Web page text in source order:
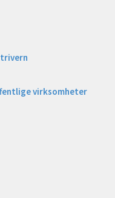
virksomheter